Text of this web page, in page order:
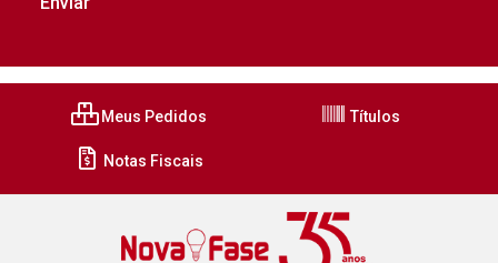
Meus Pedidos Títulos
Notas Fiscais